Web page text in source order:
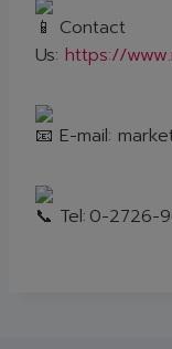
Contact
Us: https://
E-mail:
Tel: 0-2726-